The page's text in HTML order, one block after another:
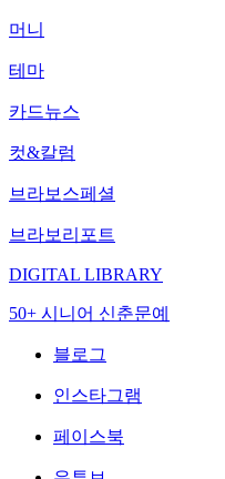
머니
테마
카드뉴스
컷&칼럼
브라보스페셜
브라보리포트
DIGITAL LIBRARY
50+ 시니어 신춘문예
블로그
인스타그램
페이스북